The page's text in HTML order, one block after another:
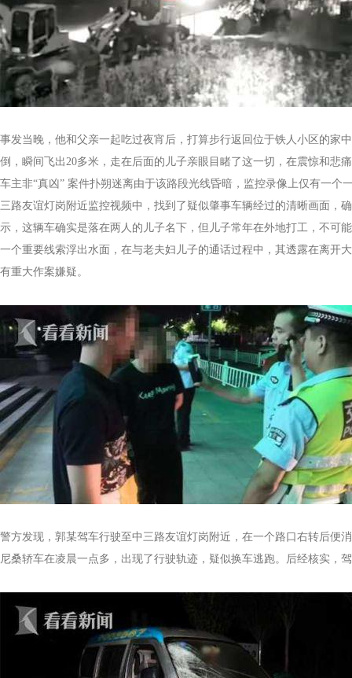
事发当晚，他和父亲一起吃过夜宵后，打算步行返回位于铁人小区的家
倒，瞬间飞出20多米，走在后面的儿子亲眼目睹了这一切，在震惊和悲
车主非“真凶” 案件扑朔迷离由于该路段光线昏暗，监控录像上仅有一
三路友谊灯岗附近监控视频中，找到了疑似肇事车辆经过的清晰画面，
示，这辆车确实是落在两人的儿子名下，但儿子常年在外地打工，不可
一个重要线索浮出水面，在与老夫妇儿子的通话过程中，其透露在离开
有重大作案嫌疑。
警方发现，郭某驾车行驶至中三路友谊灯岗附近，在一个路口右转后便
尼桑轿车在凌晨一点多，出现了行驶轨迹，疑似换车逃跑。后经核实，